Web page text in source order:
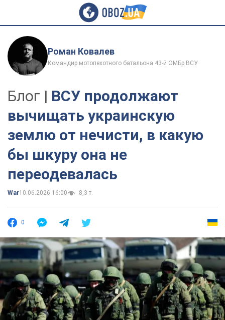
Роман Ковалев
Командир мотопехотного батальона 43-й ОМБр ВСУ
Блог | ВСУ продолжают
вычищать украинскую
землю от нечисти, в какую
бы шкуру она не
переодевалась
War10.06.2026 16:00 8,3 т.
0